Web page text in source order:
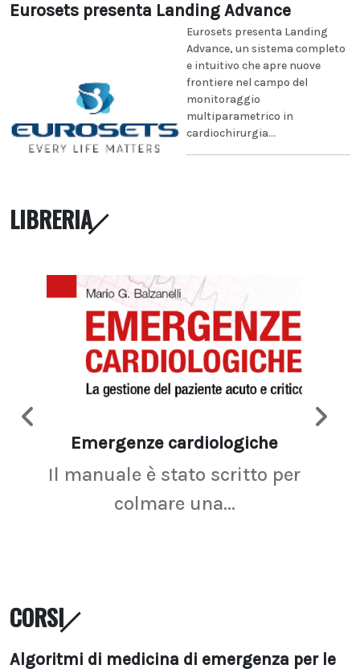
Eurosets presenta Landing Advance
Eurosets presenta Landing
Advance, un sistema completo
e intuitivo che apre nuove
frontiere nel campo del
monitoraggio
multiparametrico in
cardiochirurgia...
LIBRERIA
Emergenze cardiologiche
Il manuale è stato scritto per
colmare una...
CORSI
Algoritmi di medicina di emergenza per le